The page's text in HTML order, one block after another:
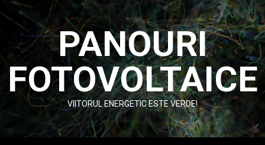
Skip
to
content
PANOURI
FOTOVOLTAICE
VIITORUL ENERGETIC ESTE VERDE!